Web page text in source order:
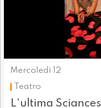
Mercoledì 12
Teatro
L'ultima Sciances